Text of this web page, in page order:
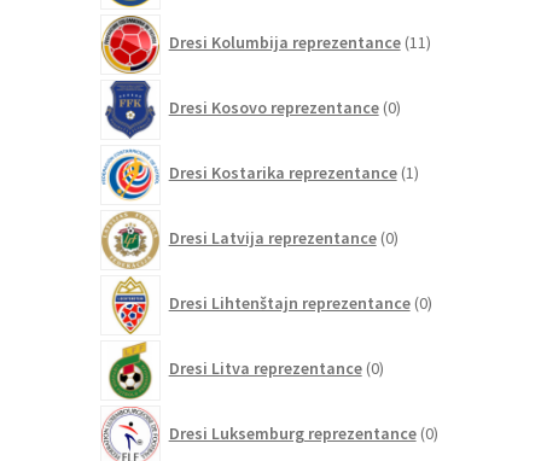
Dresi Kolumbija reprezentance 11izdelkov
Dresi Kosovo reprezentance 0izdelkov
Dresi Kostarika reprezentance 1izdelek
Dresi Latvija reprezentance 0izdelkov
Dresi Lihtenštajn reprezentance 0izdelkov
Dresi Litva reprezentance 0izdelkov
Dresi Luksemburg reprezentance 0izdelkov